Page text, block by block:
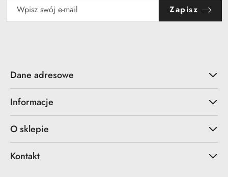
Zapisz
Dane adresowe
Informacje
O sklepie
Kontakt